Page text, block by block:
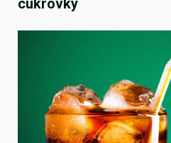
cukrovky